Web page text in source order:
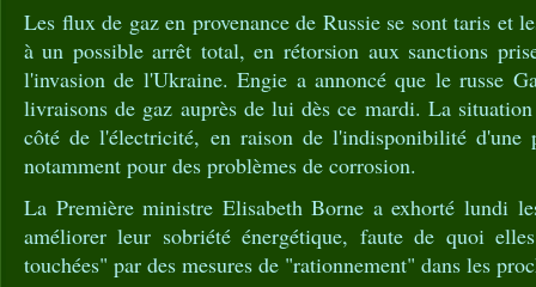
Les flux de gaz en provenance de Russie se sont taris et
à un possible arrêt total, en rétorsion aux sanctions
l'invasion de l'Ukraine. Engie a annoncé que le russe
livraisons de gaz auprès de lui dès ce mardi. La
côté de l'électricité, en raison de l'indisponibilité d'une
notamment pour des problèmes de corrosion.
La Première ministre Elisabeth Borne a exhorté lundi
améliorer leur sobriété énergétique, faute de quoi
touchées" par des mesures de "rationnement" dans les